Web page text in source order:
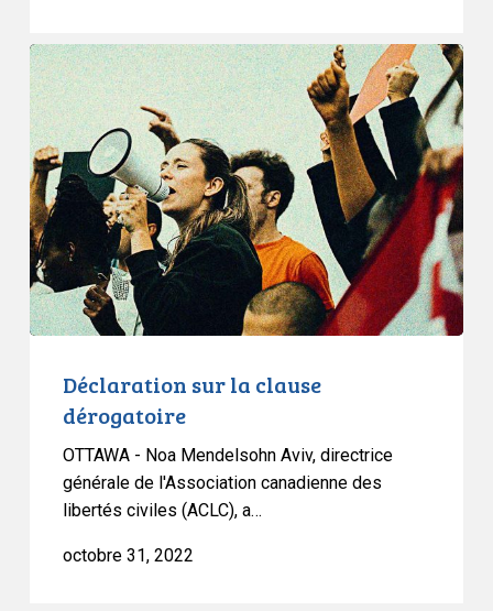
Déclaration
sur
la
clause
dérogatoire
Déclaration sur la clause
dérogatoire
OTTAWA - Noa Mendelsohn Aviv, directrice
générale de l'Association canadienne des
libertés civiles (ACLC), a…
octobre 31, 2022